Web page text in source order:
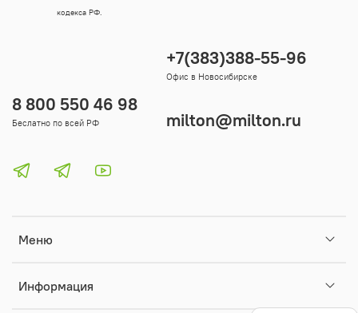
Меню
Информация
8 800 550 46 98
Беслатно по всей РФ
+7(383)388-55-96
Офис в Новосибирске
milton@milton.ru
кодекса РФ.